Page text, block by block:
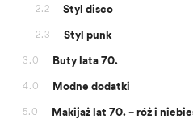
2.2 Styl disco
2.3 Styl punk
3.0 Buty lata 70.
4.0 Modne dodatki
5.0 Makijaż lat 70. – róż i